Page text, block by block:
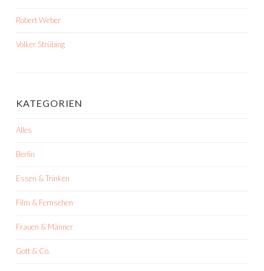
Robert Weber
Volker Strübing
KATEGORIEN
Alles
Berlin
Essen & Trinken
Film & Fernsehen
Frauen & Männer
Gott & Co.